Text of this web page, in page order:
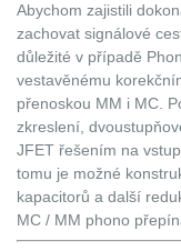
Abychom zajistili
zachovat signálové
důležité v případě
vestavěnému
přenoskou MM i MC.
zkreslení,
JFET řešením na
tomu je možné
kapacitorů a další
MC / MM phono